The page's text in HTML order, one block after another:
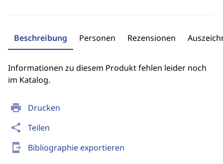
print Drucken
share Teilen
send_to_mobile Bibliographie exportieren
Beschreibung Personen Rezensionen
Informationen zu diesem Produkt fehlen leider noch
im Katalog.